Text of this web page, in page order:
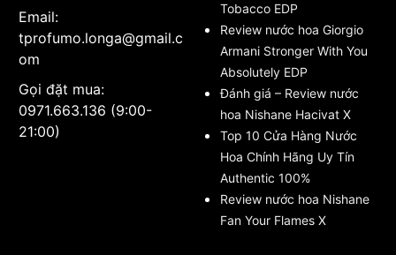
Email:
tprofumo.longa@gmail.c
om
Gọi đặt mua:
0971.663.136 (9:00-
21:00)
Tobacco EDP
Review nước hoa Giorgio
Armani Stronger With You
Absolutely EDP
Đánh giá – Review nước
hoa Nishane Hacivat X
Top 10 Cửa Hàng Nước
Hoa Chính Hãng Uy Tín
Authentic 100%
Review nước hoa Nishane
Fan Your Flames X